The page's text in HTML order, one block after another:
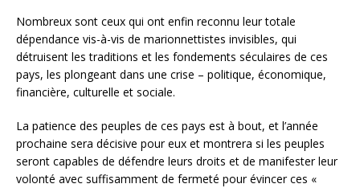
Nombreux sont ceux qui ont enfin reconnu leur totale
dépendance vis-à-vis de marionnettistes invisibles, qui
détruisent les traditions et les fondements séculaires de ces
pays, les plongeant dans une crise – politique, économique,
financière, culturelle et sociale.
La patience des peuples de ces pays est à bout, et l’année
prochaine sera décisive pour eux et montrera si les peuples
seront capables de défendre leurs droits et de manifester leur
volonté avec suffisamment de fermeté pour évincer ces «